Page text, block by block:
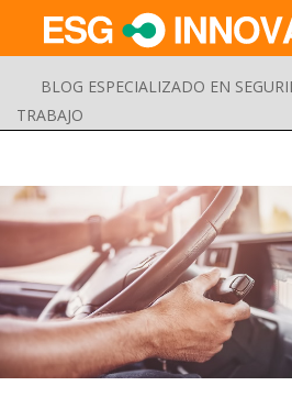
BLOG ESPECIALIZADO EN
TRABAJO